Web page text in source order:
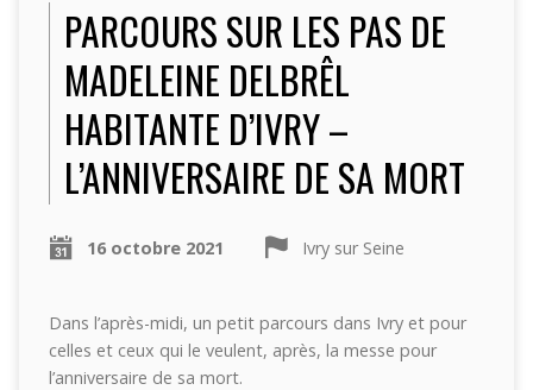
PARCOURS SUR LES PAS DE
MADELEINE DELBRÊL
HABITANTE D’IVRY –
L’ANNIVERSAIRE DE SA MORT
16 octobre 2021 Ivry sur Seine
Dans l’après-midi, un petit parcours dans Ivry et pour
celles et ceux qui le veulent, après, la messe pour
l’anniversaire de sa mort.